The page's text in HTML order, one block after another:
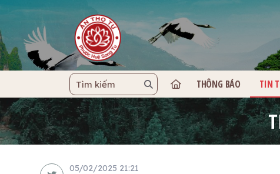
TRANG CHỦ
THÔNG BÁO TIN
05/02/2025 21:21